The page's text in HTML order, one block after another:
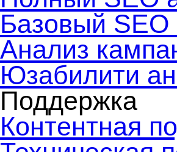
Базовый SEO
Анализ
Юзабилити
Поддержка
Контентная